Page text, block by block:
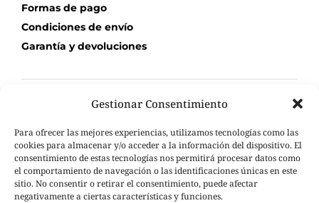
Gestionar Consentimiento
Para ofrecer las mejores experiencias, utilizamos tecnologías como las
cookies para almacenar y/o acceder a la información del dispositivo. El
consentimiento de estas tecnologías nos permitirá procesar datos como
el comportamiento de navegación o las identificaciones únicas en este
sitio. No consentir o retirar el consentimiento, puede afectar
negativamente a ciertas características y funciones.
Formas de pago
Condiciones de envío
Garantía y devoluciones
Mi Cuenta
Carrito de compra
Seguimiento de pedidos